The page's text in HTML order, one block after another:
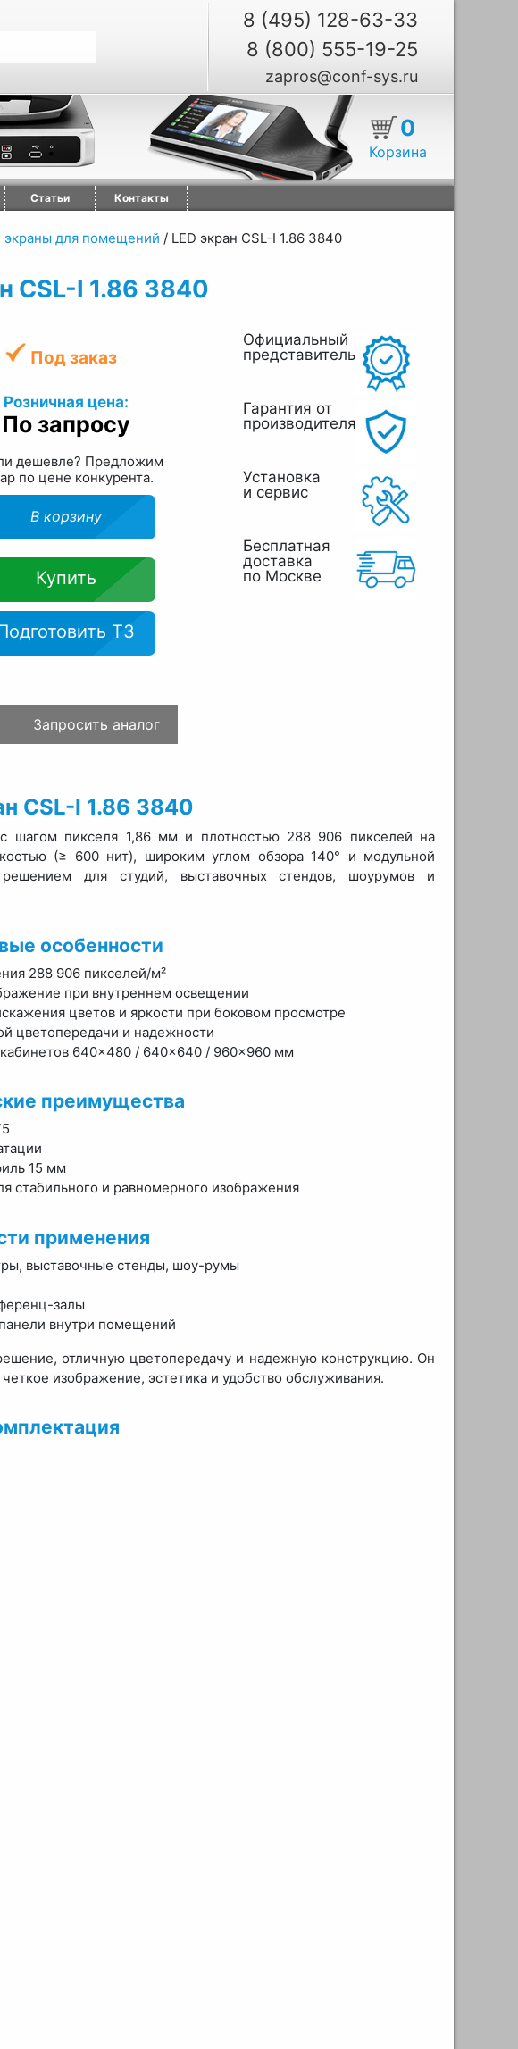
8 (495) 128-63-33
8 (800) 555-19-25
zapros@conf-sys.ru
0
Корзина
Статьи Контакты
экраны для помещений / LED экран CSL-I 1.86 3840
CSL-I 1.86 3840
Под заказ
Розничная цена:
По запросу
дешевле? Предложим
по цене конкурента.
В корзину
Купить
ТЗ
Официальный
представитель
Гарантия от
производителя
Установка
и сервис
Бесплатная
доставка
по Москве
Запросить аналог
CSL-I 1.86 3840
шагом пикселя 1,86 мм и плотностью 288 906 пикселей на
(≥ 600 нит), широким углом обзора 140° и модульной
для студий, выставочных стендов, шоурумов и
особенности
288 906 пикселей/м²
при внутреннем освещении
цветов и яркости при боковом просмотре
цветопередачи и надежности
кабинетов 640×480 / 640×640 / 960×960 мм
преимущества
15 мм
стабильного и равномерного изображения
применения
выставочные стенды, шоу-румы
залы
внутри помещений
отличную цветопередачу и надежную конструкцию. Он
изображение, эстетика и удобство обслуживания.